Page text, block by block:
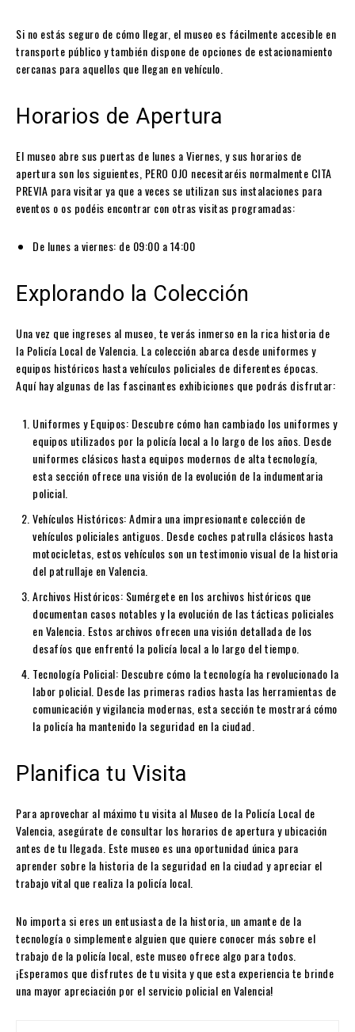
Si no estás seguro de cómo llegar, el museo es fácilmente accesible en
transporte público y también dispone de opciones de estacionamiento
cercanas para aquellos que llegan en vehículo.
Horarios de Apertura
El museo abre sus puertas de lunes a Viernes, y sus horarios de
apertura son los siguientes, PERO OJO necesitaréis normalmente CITA
PREVIA para visitar ya que a veces se utilizan sus instalaciones para
eventos o os podéis encontrar con otras visitas programadas:
De lunes a viernes: de 09:00 a 14:00
Explorando la Colección
Una vez que ingreses al museo, te verás inmerso en la rica historia de
la Policía Local de Valencia. La colección abarca desde uniformes y
equipos históricos hasta vehículos policiales de diferentes épocas.
Aquí hay algunas de las fascinantes exhibiciones que podrás disfrutar:
Uniformes y Equipos: Descubre cómo han cambiado los uniformes y
equipos utilizados por la policía local a lo largo de los años. Desde
uniformes clásicos hasta equipos modernos de alta tecnología,
esta sección ofrece una visión de la evolución de la indumentaria
policial.
Vehículos Históricos: Admira una impresionante colección de
vehículos policiales antiguos. Desde coches patrulla clásicos hasta
motocicletas, estos vehículos son un testimonio visual de la historia
del patrullaje en Valencia.
Archivos Históricos: Sumérgete en los archivos históricos que
documentan casos notables y la evolución de las tácticas policiales
en Valencia. Estos archivos ofrecen una visión detallada de los
desafíos que enfrentó la policía local a lo largo del tiempo.
Tecnología Policial: Descubre cómo la tecnología ha revolucionado la
labor policial. Desde las primeras radios hasta las herramientas de
comunicación y vigilancia modernas, esta sección te mostrará cómo
la policía ha mantenido la seguridad en la ciudad.
Planifica tu Visita
Para aprovechar al máximo tu visita al Museo de la Policía Local de
Valencia, asegúrate de consultar los horarios de apertura y ubicación
antes de tu llegada. Este museo es una oportunidad única para
aprender sobre la historia de la seguridad en la ciudad y apreciar el
trabajo vital que realiza la policía local.
No importa si eres un entusiasta de la historia, un amante de la
tecnología o simplemente alguien que quiere conocer más sobre el
trabajo de la policía local, este museo ofrece algo para todos.
¡Esperamos que disfrutes de tu visita y que esta experiencia te brinde
una mayor apreciación por el servicio policial en Valencia!